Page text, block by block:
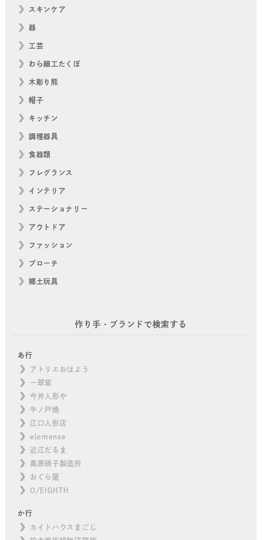
スキンケア
器
工芸
わら細工たくぼ
木彫り熊
帽子
キッチン
調理器具
食器類
フレグランス
インテリア
ステーショナリー
アウトドア
ファッション
ブローチ
郷土玩具
作り手・ブランドで検索する
あ行
アトリエおはよう
一翠窯
今井人形や
牛ノ戸焼
江口人形店
elemense
近江だるま
奥原硝子製造所
おぐら屋
O/EIGHTH
か行
カイトハウスまごじ